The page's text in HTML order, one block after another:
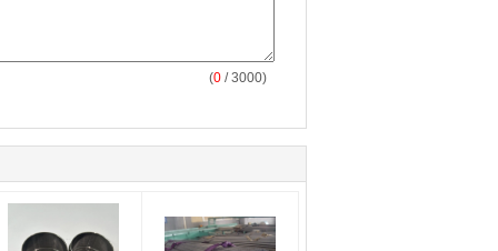
(0 / 3000)